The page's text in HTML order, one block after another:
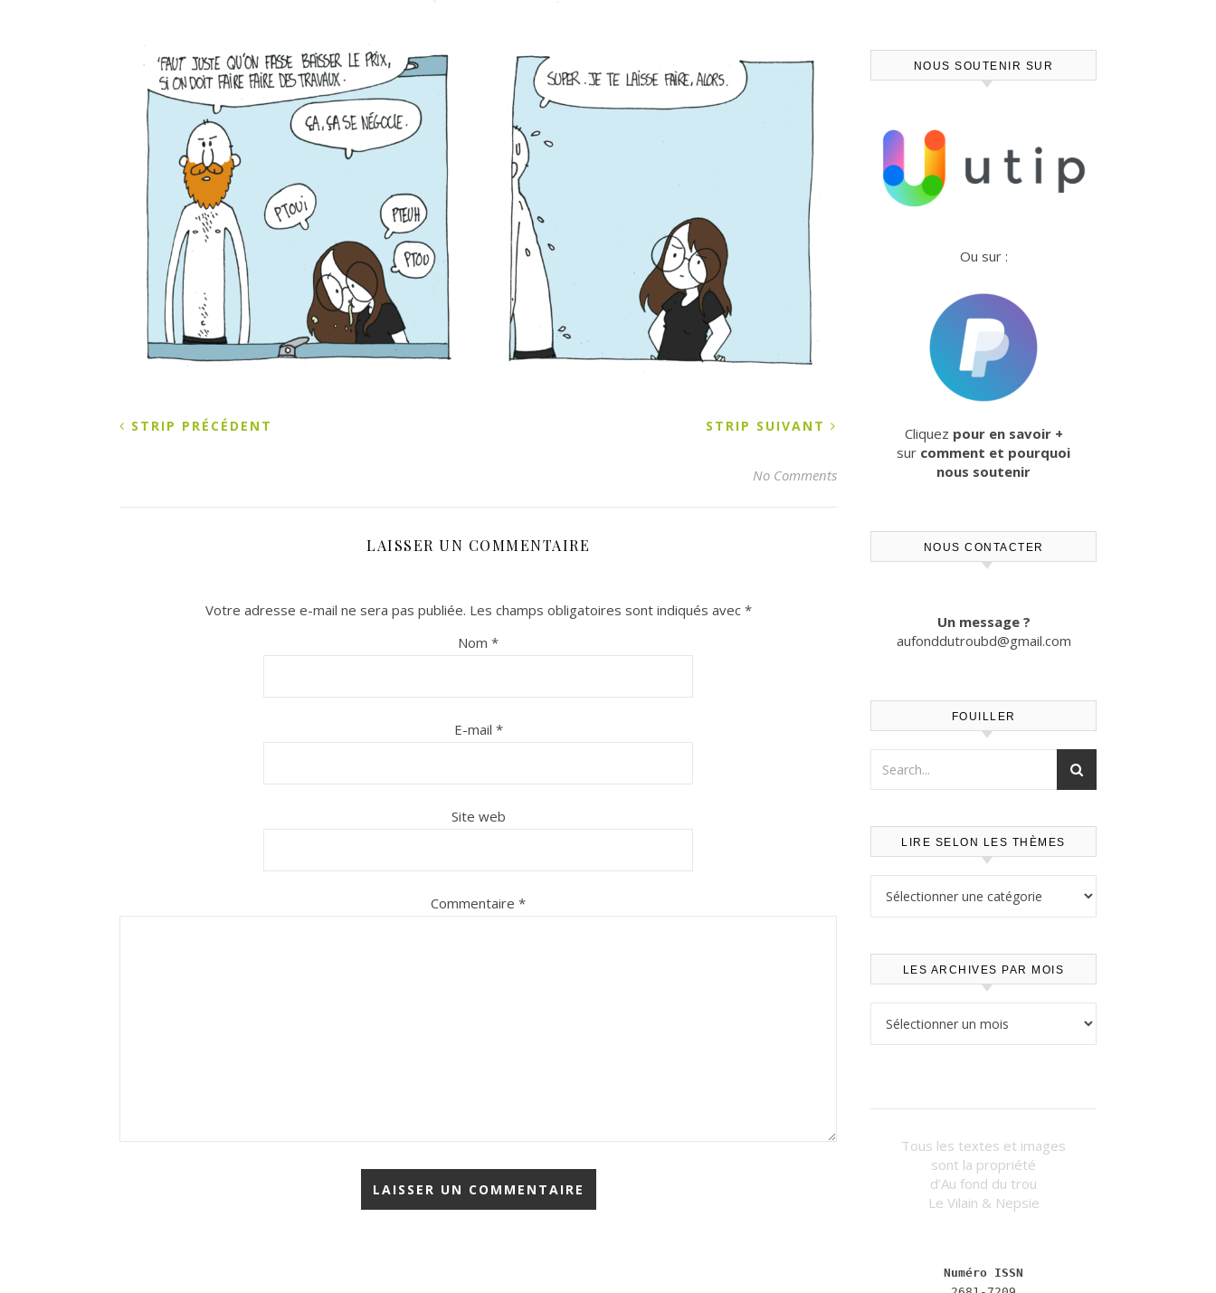
STRIP SUIVANT
STRIP PRÉCÉDENT
No Comments
LAISSER UN COMMENTAIRE
Votre adresse e-mail ne sera pas publiée. Les champs obligatoires sont indiqués avec *
Nom *
E-mail *
Site web
Commentaire *
NOUS SOUTENIR SUR
Ou sur :
Cliquez pour en savoir +
sur comment et pourquoi
nous soutenir
NOUS CONTACTER
Un message ?
aufonddutroubd@gmail.com
FOUILLER
LIRE SELON LES THÈMES
LES ARCHIVES PAR MOIS
Tous les textes et images
sont la propriété
d’Au fond du trou
Le Vilain & Nepsie
Numéro ISSN